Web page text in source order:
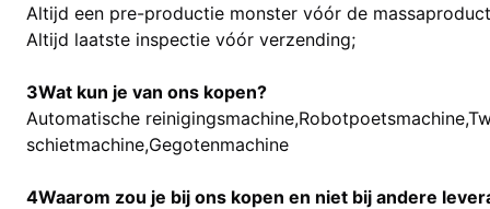
Altijd een pre-productie monster vóór de
Altijd laatste inspectie vóór verzending;
3Wat kun je van ons kopen?
Automatische
schietmachine,Gegotenmachine
4Waarom zou je bij ons kopen en niet bij andere